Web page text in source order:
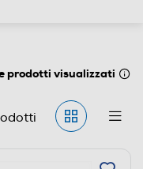
prodotti visualizzati